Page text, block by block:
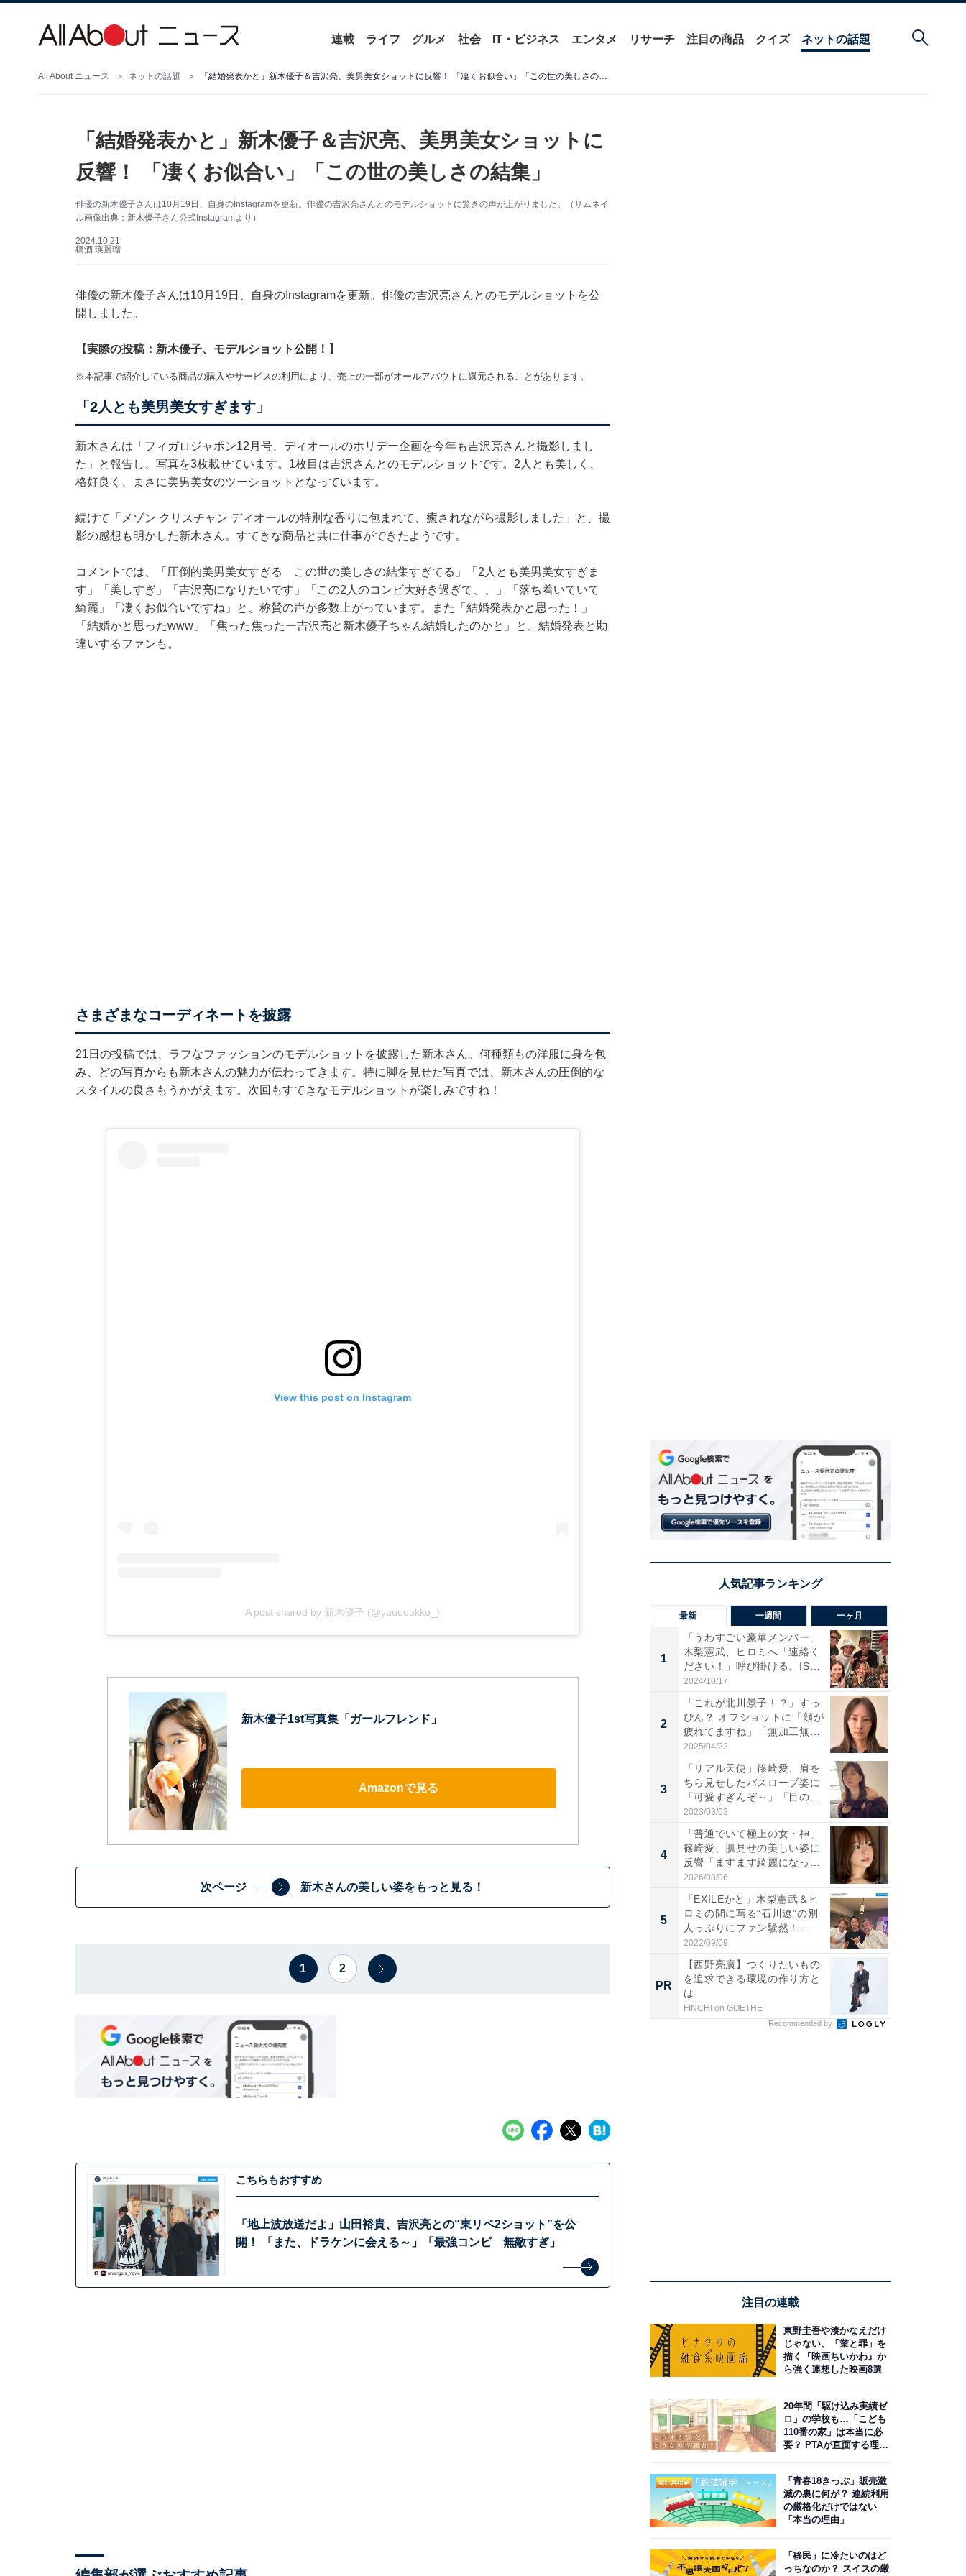
連載 ライフ グルメ 社会 IT・ビジネス エンタメ リサーチ 注目の商品 クイズ ネットの話題
All About ニュース ネットの話題 「結婚発表かと」新木優子＆吉沢亮、美男美女ショットに反響！ 「凄くお似合い」「この世の美しさの結集」
「結婚発表かと」新木優子＆吉沢亮、美男美女ショットに
反響！ 「凄くお似合い」「この世の美しさの結集」
俳優の新木優子さんは10月19日、自身のInstagramを更新。俳優の吉沢亮さんとのモデルショットに驚きの声が上がりました。（サムネイ
ル画像出典：新木優子さん公式Instagramより）
2024.10.21
橋酒 瑛麗瑠
俳優の新木優子さんは10月19日、自身のInstagramを更新。俳優の吉沢亮さんとのモデルショットを公
開しました。
【実際の投稿：新木優子、モデルショット公開！】
※本記事で紹介している商品の購入やサービスの利用により、売上の一部がオールアバウトに還元されることがあります。
「2人とも美男美女すぎます」
新木さんは「フィガロジャポン12月号、ディオールのホリデー企画を今年も吉沢亮さんと撮影しまし
た」と報告し、写真を3枚載せています。1枚目は吉沢さんとのモデルショットです。2人とも美しく、
格好良く、まさに美男美女のツーショットとなっています。
続けて「メゾン クリスチャン ディオールの特別な香りに包まれて、癒されながら撮影しました」と、撮
影の感想も明かした新木さん。すてきな商品と共に仕事ができたようです。
コメントでは、「圧倒的美男美女すぎる この世の美しさの結集すぎてる」「2人とも美男美女すぎま
す」「美しすぎ」「吉沢亮になりたいです」「この2人のコンビ大好き過ぎて、、」「落ち着いていて
綺麗」「凄くお似合いですね」と、称賛の声が多数上がっています。また「結婚発表かと思った！」
「結婚かと思ったwww」「焦った焦ったー吉沢亮と新木優子ちゃん結婚したのかと」と、結婚発表と勘
違いするファンも。
さまざまなコーディネートを披露
21日の投稿では、ラフなファッションのモデルショットを披露した新木さん。何種類もの洋服に身を包
み、どの写真からも新木さんの魅力が伝わってきます。特に脚を見せた写真では、新木さんの圧倒的な
スタイルの良さもうかがえます。次回もすてきなモデルショットが楽しみですね！
View this post on Instagram
A post shared by 新木優子 (@yuuuuukko_)
新木優子1st写真集「ガールフレンド」
Amazonで見る
次ページ 新木さんの美しい姿をもっと見る！
1 2
こちらもおすすめ
「地上波放送だよ」山田裕貴、吉沢亮との“東リベ2ショット”を公
開！ 「また、ドラケンに会える～」「最強コンビ 無敵すぎ」
最新 一週間 一ヶ月
1
「うわすごい豪華メンバー」
木梨憲武、ヒロミへ「連絡く
ださい！」呼び掛ける。IS
S...
2024/10/17
2
「これが北川景子！？」すっ
ぴん？ オフショットに「顔が
疲れてますね」「無加工無
表...
2025/04/22
3
「リアル天使」篠崎愛、肩を
ちら見せしたバスローブ姿に
「可愛すぎんぞ～」「目の表
情...
2023/03/03
4
「普通でいて極上の女・神」
篠崎愛、肌見せの美しい姿に
反響「ますます綺麗になって
い...
2026/08/06
5
「EXILEかと」木梨憲武＆ヒ
ロミの間に写る“石川遼”の別
人っぷりにファン騒然！...
2022/09/09
PR
【西野亮廣】つくりたいもの
を追求できる環境の作り方と
は
FINCHI on GOETHE
Recommended by
注目の連載
東野圭吾や湊かなえだけ
じゃない、「業と罪」を
描く『映画ちいかわ』か
ら強く連想した映画8選
20年間「駆け込み実績ゼ
ロ」の学校も…「こども
110番の家」は本当に必
要？ PTAが直面する理想
「青春18きっぷ」販売激
減の裏に何が？ 連続利用
の厳格化だけではない
「本当の理由」
「移民」に冷たいのはど
っちなのか？ スイスの厳